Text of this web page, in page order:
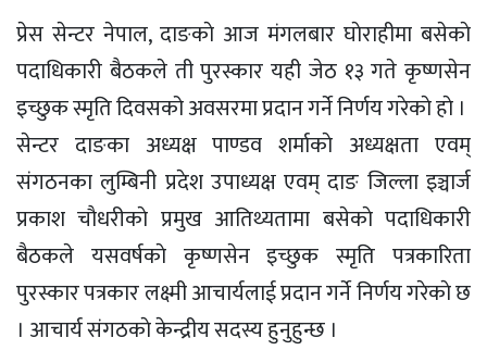
प्रेस सेन्टर नेपाल, दाङकाे आज मंगलबार घाेराहीमा बसेकाे
पदाधिकारी बैठकले ती पुरस्कार यही जेठ १३ गते कृष्णसेन
इच्छुक स्मृति दिवसको अवसरमा प्रदान गर्ने निर्णय गरेकाे हाे ।
सेन्टर दाङका अध्यक्ष पाण्डव शर्माकाे अध्यक्षता एवम्
संगठनका लुम्बिनी प्रदेश उपाध्यक्ष एवम् दाङ जिल्ला इञ्चार्ज
प्रकाश चाैधरीकाे प्रमुख आतिथ्यतामा बसेकाे पदाधिकारी
बैठकले यसवर्षकाे कृष्णसेन इच्छुक स्मृति पत्रकारिता
पुरस्कार पत्रकार लक्ष्मी आचार्यलाई प्रदान गर्ने निर्णय गरेकाे छ
। आचार्य संगठकाे केन्द्रीय सदस्य हुनुहुन्छ ।